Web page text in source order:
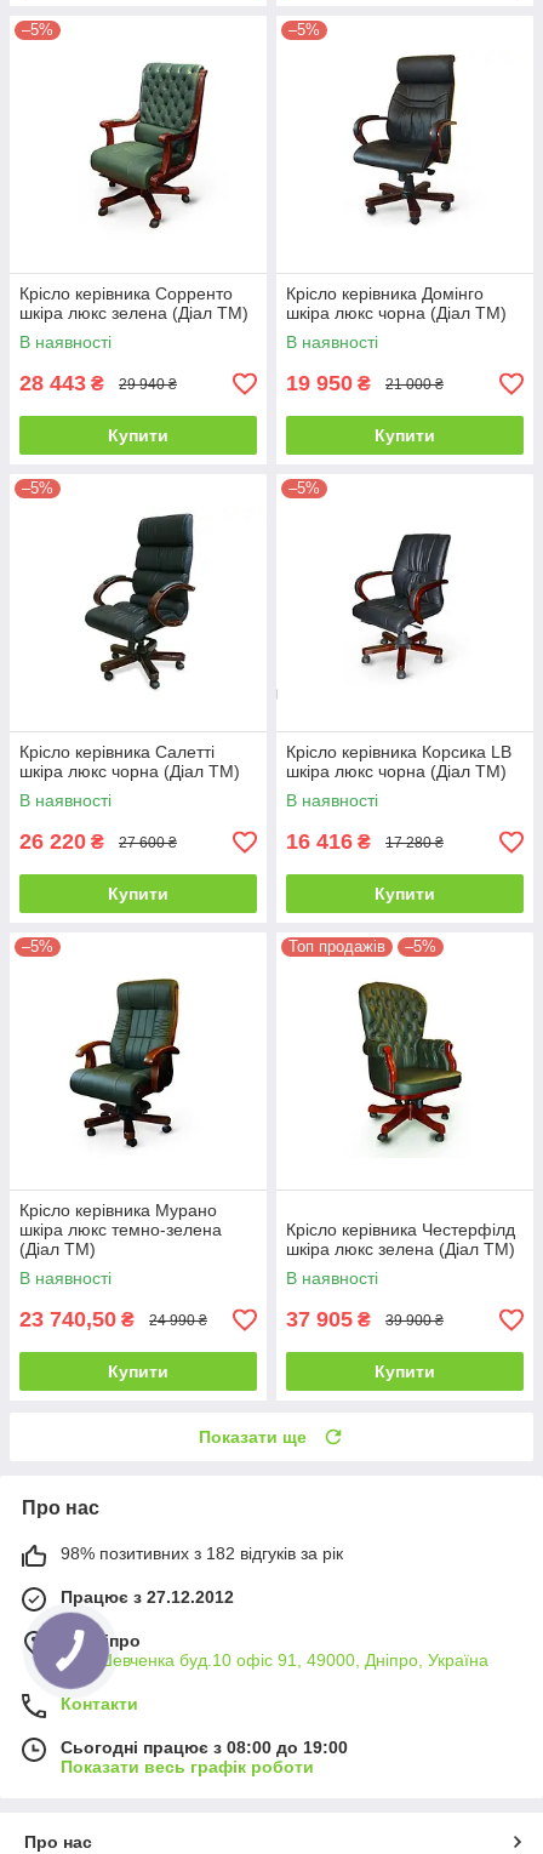
–5%
Крісло керівника Сорренто
шкіра люкс зелена (Діал ТМ)
В наявності
28 443 ₴ 29 940 ₴
Купити
–5%
Крісло керівника Домінго
шкіра люкс чорна (Діал ТМ)
В наявності
19 950 ₴ 21 000 ₴
Купити
–5%
Крісло керівника Салетті
шкіра люкс чорна (Діал ТМ)
В наявності
26 220 ₴ 27 600 ₴
Купити
–5%
Крісло керівника Корсика LB
шкіра люкс чорна (Діал ТМ)
В наявності
16 416 ₴ 17 280 ₴
Купити
–5%
Крісло керівника Мурано
шкіра люкс темно-зелена
(Діал ТМ)
В наявності
23 740,50 ₴ 24 990 ₴
Купити
Топ продажів –5%
Крісло керівника Честерфілд
шкіра люкс зелена (Діал ТМ)
В наявності
37 905 ₴ 39 900 ₴
Купити
Показати ще
Про нас
98% позитивних з 182 відгуків за рік
Працює з 27.12.2012
м. Дніпро
вул. Шевченка буд.10 офіс 91, 49000, Дніпро, Україна
Контакти
Сьогодні працює з 08:00 до 19:00
Показати весь графік роботи
Про нас